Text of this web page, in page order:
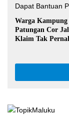
Warga
Patungan Cor
Klaim Tak